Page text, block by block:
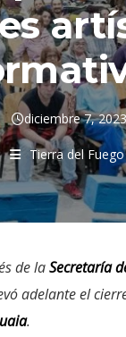
diciembre 7, 2023
Tierra del Fuego
de laSecretaría
adelante el
.